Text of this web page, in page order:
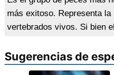
más exitoso. Representa
vertebrados vivos. Si bien
Sugerencias de